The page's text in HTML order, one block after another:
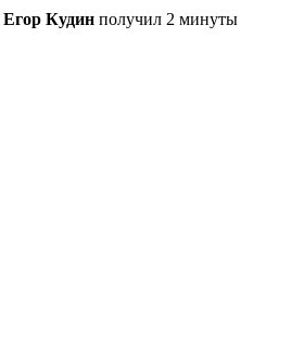
Егор Кудин получил 2 минуты